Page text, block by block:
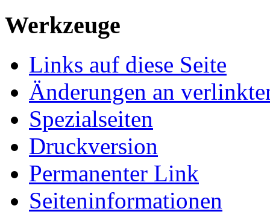
Werkzeuge
Links auf diese Seite
Änderungen an
Spezialseiten
Druckversion
Permanenter Link
Seiten­informationen